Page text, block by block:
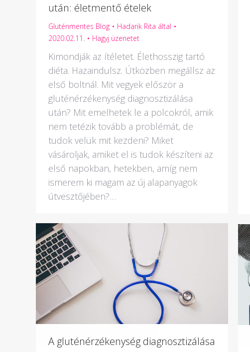
után: életmentő ételek
Gluténmentes Blog Hadarik Rita által
2020.02.11.
Hagyj üzenetet
Kimondják az ítéletet. Élethosszig tartó
diéta. Hazaindulsz. Útközben megállsz az
első boltnál. Mit vegyek először a
gluténérzékenység diagnosztizálása
után? Mit emelhetek le a polcokról, amik
nem tetézik tovább a problémát, de
tudok velük mit kezdeni? Miket
vásároljak, amiket el is tudok készíteni az
első napokban, hetekben, amíg nem
ismerem ki magam az új alapanyagok
útvesztőjében?…
A gluténérzékenység diagnosztizálása